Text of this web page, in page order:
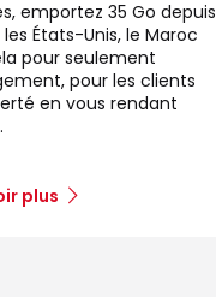
emportez 35 Go depuis
États-Unis, le Maroc
pour seulement
pour les clients
en vous rendant
plus